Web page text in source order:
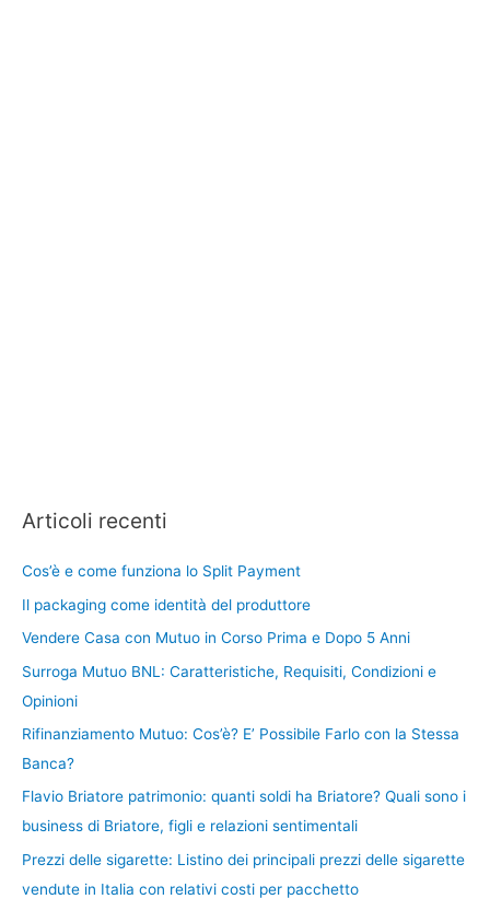
Articoli recenti
Cos’è e come funziona lo Split Payment
Il packaging come identità del produttore
Vendere Casa con Mutuo in Corso Prima e Dopo 5 Anni
Surroga Mutuo BNL: Caratteristiche, Requisiti, Condizioni e
Opinioni
Rifinanziamento Mutuo: Cos’è? E’ Possibile Farlo con la Stessa
Banca?
Flavio Briatore patrimonio: quanti soldi ha Briatore? Quali sono i
business di Briatore, figli e relazioni sentimentali
Prezzi delle sigarette: Listino dei principali prezzi delle sigarette
vendute in Italia con relativi costi per pacchetto